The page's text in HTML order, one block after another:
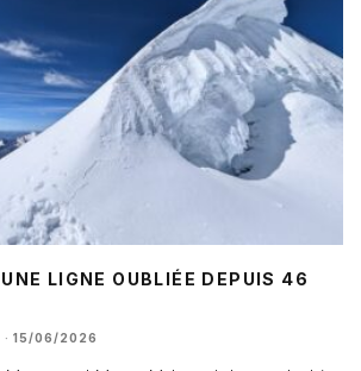
LIGNE OUBLIÉE DEPUIS 46
· 15/06/2026